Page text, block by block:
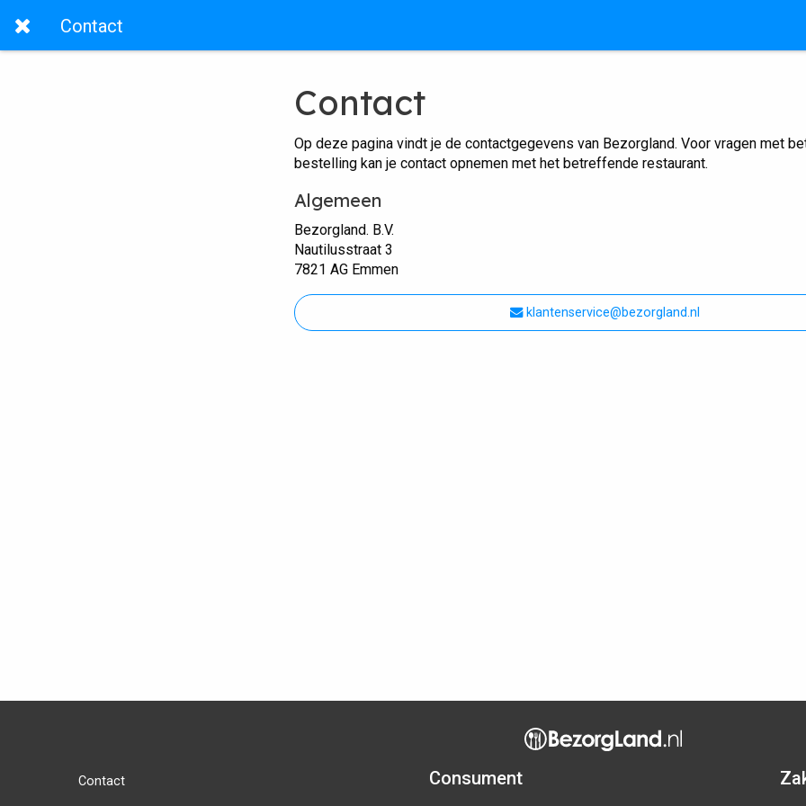
Contact
Contact
Op deze pagina vindt je de contactgegevens van Bezorgland. Voor vragen met
bestelling kan je contact opnemen met het betreffende restaurant.
Algemeen
Bezorgland. B.V.
Nautilusstraat 3
7821 AG Emmen
klantenservice@bezorgland.nl
Contact Consument